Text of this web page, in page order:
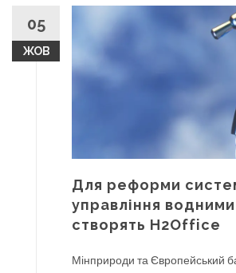
05
ЖОВ
Для реформи
управління
створять H2Office
Мінприроди та Європейський